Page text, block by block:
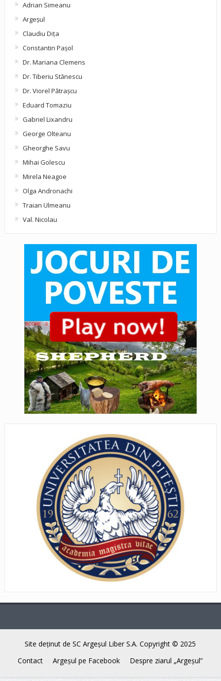
Adrian Simeanu
Argeşul
Claudiu Diţa
Constantin Pașol
Dr. Mariana Clemens
Dr. Tiberiu Stănescu
Dr. Viorel Pătraşcu
Eduard Tomaziu
Gabriel Lixandru
George Olteanu
Gheorghe Savu
Mihai Golescu
Mirela Neagoe
Olga Andronachi
Traian Ulmeanu
Val. Nicolau
Site deţinut de SC Argeşul Liber S.A. Copyright © 2025
Contact
Argeşul pe Facebook Despre ziarul „Argeşul”